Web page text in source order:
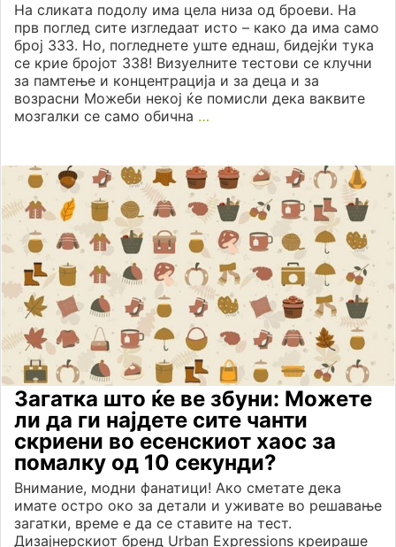
На сликата подолу има цела низа од броеви. На
прв поглед сите изгледаат исто – како да има само
број 333. Но, погледнете уште еднаш, бидејќи тука
се крие бројот 338! Визуелните тестови се клучни
за памтење и концентрација и за деца и за
возрасни Можеби некој ќе помисли дека ваквите
мозгалки се само обична …
Загатка што ќе ве збуни: Можете
ли да ги најдете сите чанти
скриени во есенскиот хаос за
помалку од 10 секунди?
Внимание, модни фанатици! Ако сметате дека
имате остро око за детали и уживате во решавање
загатки, време е да се ставите на тест.
Дизајнерскиот бренд Urban Expressions креираше